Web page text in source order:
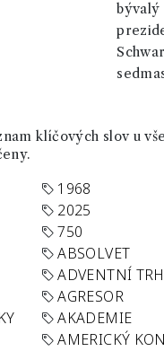
bývalý
klíčových slov u
1968
2025
750
ABSOLVET
ADVENTNÍ
AGRESOR
AKADEMIE
AMERICKÝ